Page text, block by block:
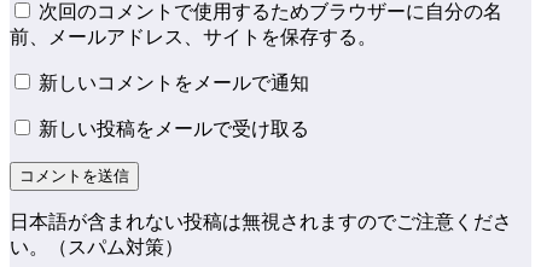
次回のコメントで使用するためブラウザーに自分の名
前、メールアドレス、サイトを保存する。
新しいコメントをメールで通知
新しい投稿をメールで受け取る
日本語が含まれない投稿は無視されますのでご注意くださ
い。（スパム対策）